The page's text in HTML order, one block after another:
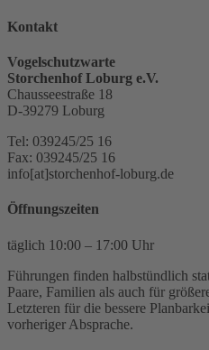
Kontakt
Vogelschutzwarte
Storchenhof Loburg e.V.
Chausseestraße 18
D-39279 Loburg
Tel: 039245/25 16
Fax: 039245/25 16
info[at]storchenhof-loburg.de
Öffnungszeiten
täglich 10:00 – 17:00 Uhr
Führungen finden halbstündlich
Paare, Familien als auch für
Letzteren für die bessere
vorheriger Absprache.